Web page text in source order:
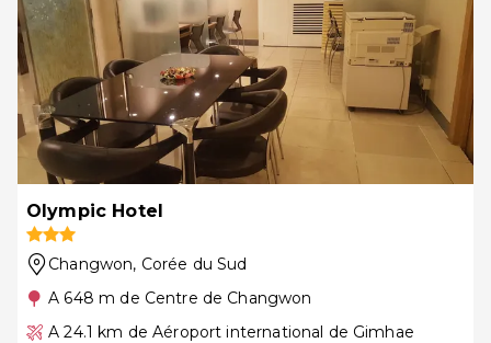
Olympic Hotel
Changwon, Corée du Sud
A 648 m de Centre de Changwon
A 24.1 km de Aéroport international de Gimhae